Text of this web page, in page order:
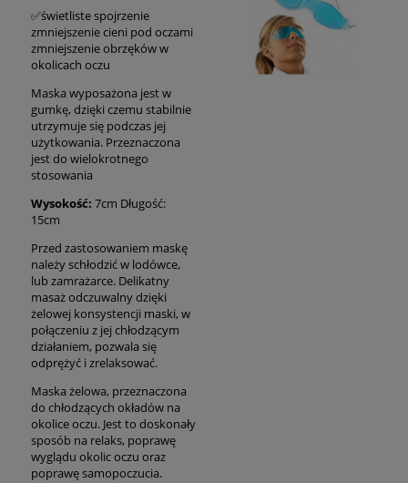
✅świetliste spojrzenie
zmniejszenie cieni pod oczami
zmniejszenie obrzęków w
okolicach oczu
Maska wyposażona jest w
gumkę, dzięki czemu stabilnie
utrzymuje się podczas jej
użytkowania. Przeznaczona
jest do wielokrotnego
stosowania
Wysokość: 7cm Długość:
15cm
Przed zastosowaniem maskę
należy schłodzić w lodówce,
lub zamrażarce. Delikatny
masaż odczuwalny dzięki
żelowej konsystencji maski, w
połączeniu z jej chłodzącym
działaniem, pozwala się
odprężyć i zrelaksować.
Maska żelowa, przeznaczona
do chłodzących okładów na
okolice oczu. Jest to doskonały
sposób na relaks, poprawę
wyglądu okolic oczu oraz
poprawę samopoczucia.